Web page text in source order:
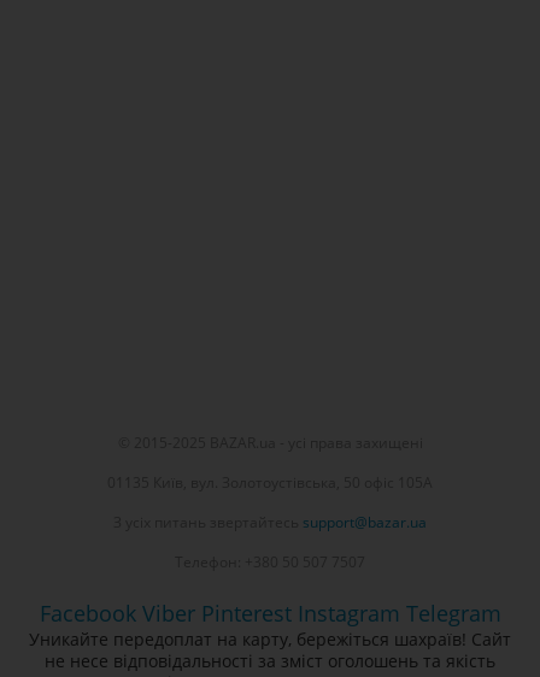
support@bazar.ua
Facebook Viber Pinterest Instagram Telegram
Уникайте передоплат на карту, бережіться шахраїв! Сайт
не несе відповідальності за зміст оголошень та якість